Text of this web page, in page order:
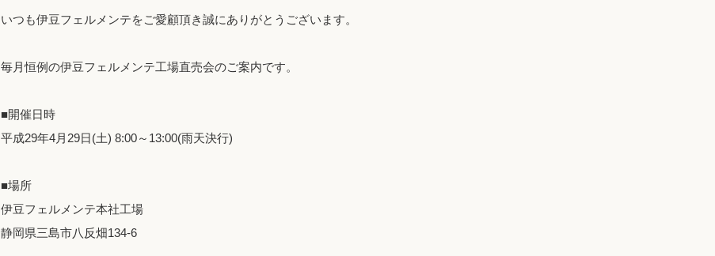
いつも伊豆フェルメンテをご愛顧頂き誠にありがとうございます。
毎月恒例の伊豆フェルメンテ工場直売会のご案内です。
■開催日時
平成29年4月29日(土) 8:00～13:00(雨天決行)
■場所
伊豆フェルメンテ本社工場
静岡県三島市八反畑134-6